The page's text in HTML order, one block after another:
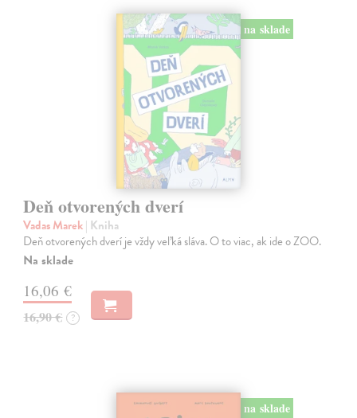
na sklade
Deň otvorených dverí
Vadas Marek| Kniha
Deň otvorených dverí je vždy veľká sláva. O to viac, ak ide o ZOO.
Na sklade
16,06 €
16,90 € ?
na sklade